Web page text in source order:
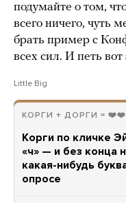
подумайте о том,
всего ничего, чуть
брать пример с
всех сил. И петь
Little Big
КОРГИ + ДОРГИ =
Корги по кличке
«ч» — и без конца
какая-нибудь
опросе